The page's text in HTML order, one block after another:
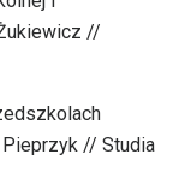
//
Pieprzyk // Studia